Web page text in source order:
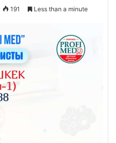
191 Less than a minute